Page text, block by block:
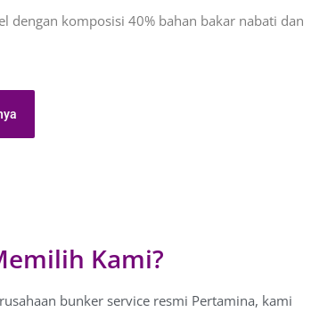
dengan komposisi 40% bahan bakar nabati dan
Kami?
bunker service resmi Pertamina, kami